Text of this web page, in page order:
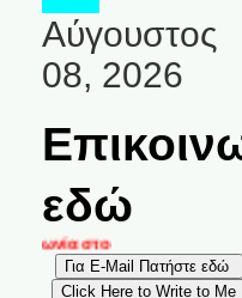
Αύγουστος
08, 2026
εδώ
στο